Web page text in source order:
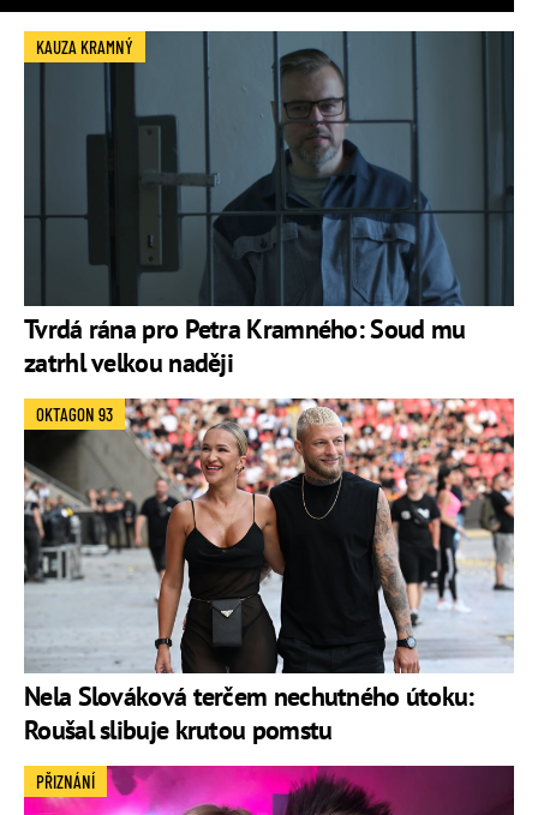
Tvrdá rána pro Petra Kramného: Soud mu
zatrhl velkou naději
KAUZA KRAMNÝ
Nela Slováková terčem nechutného útoku:
Roušal slibuje krutou pomstu
OKTAGON 93
PŘIZNÁNÍ